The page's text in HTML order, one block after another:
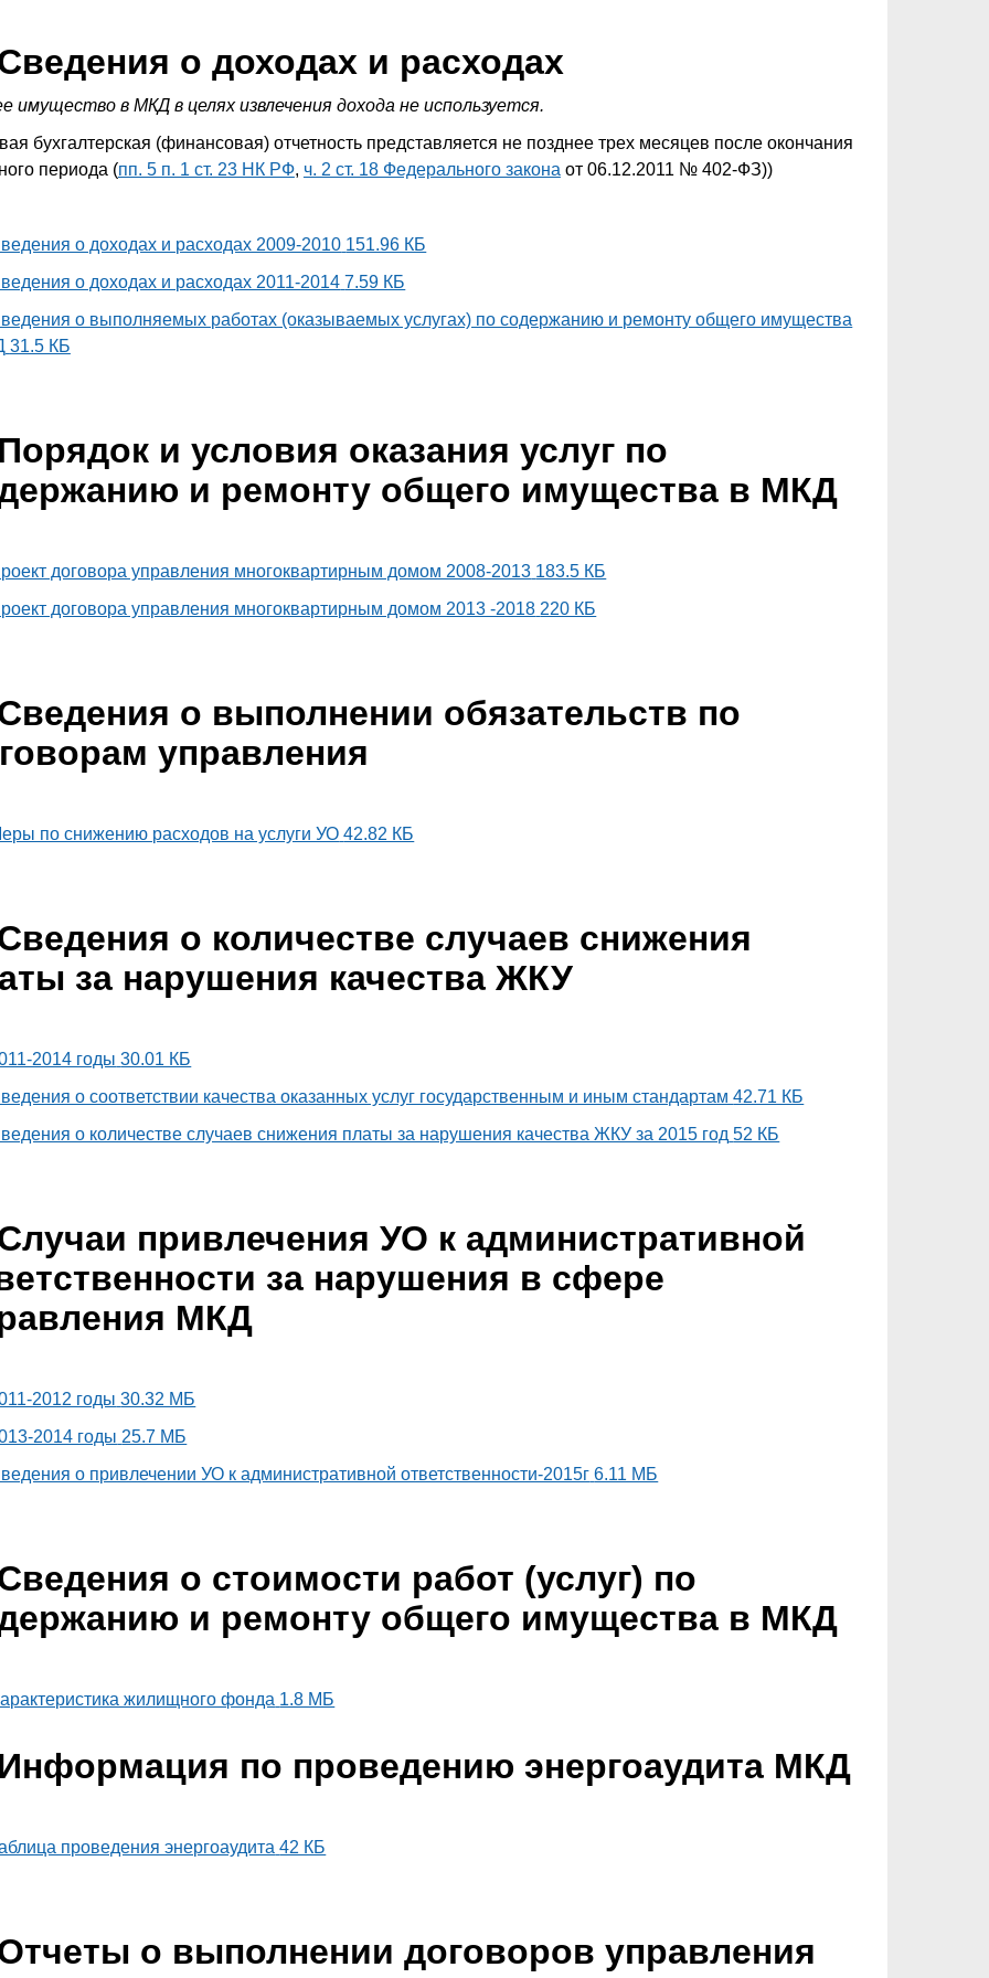
о доходах и расходах
имущество в МКД в целях извлечения дохода не используется.
бухгалтерская (финансовая) отчетность представляется не позднее трех месяцев после окончания
периода (пп. 5 п. 1 ст. 23 НК РФ, ч. 2 ст. 18 Федерального закона от 06.12.2011 № 402-ФЗ))
о доходах и расходах 2009-2010 151.96 КБ
о доходах и расходах 2011-2014 7.59 КБ
о выполняемых работах (оказываемых услугах) по содержанию и ремонту общего имущества
31.5 КБ
и условия оказания услуг по
и ремонту общего имущества в МКД
договора управления многоквартирным домом 2008-2013 183.5 КБ
договора управления многоквартирным домом 2013 -2018 220 КБ
о выполнении обязательств по
управления
по снижению расходов на услуги УО 42.82 КБ
о количестве случаев снижения
за нарушения качества ЖКУ
2014 годы 30.01 КБ
о соответствии качества оказанных услуг государственным и иным стандартам42.71 КБ
о количестве случаев снижения платы за нарушения качества ЖКУ за 2015 год 52 КБ
привлечения УО к административной
за нарушения в сфере
МКД
2012 годы 30.32 МБ
2014 годы 25.7 МБ
о привлечении УО к административной ответственности-2015г 6.11 МБ
о стоимости работ (услуг) по
и ремонту общего имущества в МКД
жилищного фонда 1.8 МБ
по проведению энергоаудита МКД
проведения энергоаудита 42 КБ
о выполнении договоров управления